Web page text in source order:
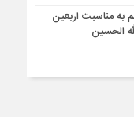
به مناسبت اربعین
الحسین